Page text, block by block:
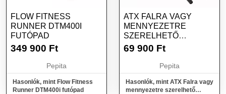
FLOW FITNESS
RUNNER DTM400I
FUTÓPAD
349 900 Ft
Pepita
Hasonlók, mint Flow Fitness
Runner DTM400i futópad
ATX FALRA VAGY
MENNYEZETRE
SZERELHETŐ
HÚZÓDZKODÓ
69 900 Ft
Pepita
Hasonlók, mint ATX Falra vagy
mennyezetre szerelhető